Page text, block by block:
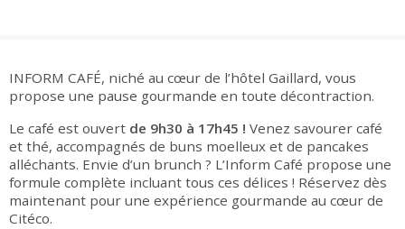
INFORM CAFÉ, niché au cœur de l’hôtel Gaillard, vous
propose une pause gourmande en toute décontraction.
Le café est ouvert de 9h30 à 17h45 ! Venez savourer café
et thé, accompagnés de buns moelleux et de pancakes
alléchants. Envie d’un brunch ? L’Inform Café propose une
formule complète incluant tous ces délices ! Réservez dès
maintenant pour une expérience gourmande au cœur de
Citéco.